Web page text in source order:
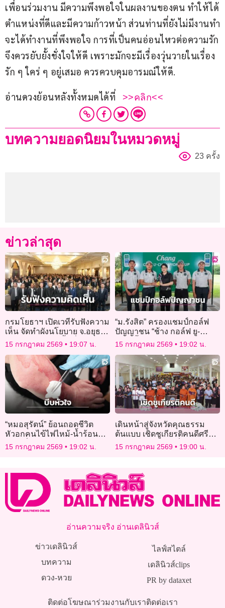
เพื่อนร่วมงาน มีความพึงพอใจในผลงานของตน ทำให้ได้
ตำแหน่งที่ดีและมีความก้าวหน้า ส่วนท่านที่ยังไม่มีงานทำ
จะได้ทำงานที่พึงพอใจ การที่เป็นคนอ่อนไหวต่อความรัก
จึงควรยับยั้งชั่งใจให้ดี เพราะมักจะมีเรื่องวุ่นวายในเรื่อง
รัก ๆ ใคร่ ๆ อยู่เสมอ ควรควบคุมอารมณ์ให้ดี.
อ่านดวงย้อนหลังทั้งหมดได้ที่ >>คลิก<<
บทความยอดนิยมในหมวดหมู่
23 ครั้ง
ข่าวล่าสุด
กรมโยธาฯ เปิดเวทีรับฟังความ
เห็น จัดทำผังนโยบาย จ.อยุธยา
วางกรอบพัฒนาพื้นที่อย่าง
15 กรกฎาคม 2569 19:07 น.
“ม.รังสิต” ครองแชมป์กอล์ฟ
ปัญญาชน “ช้าง กอล์ฟ ยู-
แชมเปี้ยนส์ คัพ 2026” รอบคัด
เลือกสนาม 2 ที่เพชรบุรี
15 กรกฎาคม 2569 19:02 น.
“หมอสุรัตน์” ย้อนถอดชีวิต
หัวอกคนไข้ไฟไหม้-น้ำร้อน
ลวก เรื่องจริงจุกอกภายใต้
ความเจ็บปวด
15 กรกฎาคม 2569 19:02 น.
เดินหน้าสู่จังหวัดคุณธรรม
ต้นแบบ เชิดชูเกียรติคนดีศรี
กาฬสินธุ์ มุ่งขับเคลื่อน
ยุทธศาสตร์ชาติ
15 กรกฎาคม 2569 19:00 น.
อ่านความจริง อ่านเดลินิวส์
ข่าวเดลินิวส์
บทความ
ดวง-หวย
ไลฟ์สไตล์
เดลินิวส์clips
PR by dataxet
ติดต่อโฆษณาร่วมงานกับเราติดต่อเรา